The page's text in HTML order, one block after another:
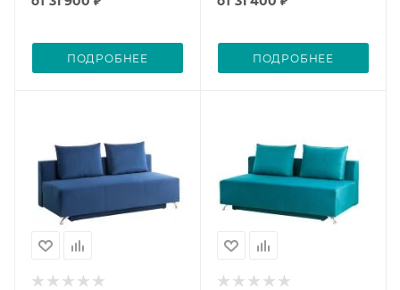
ПОДРОБНЕЕ ПОДРОБНЕЕ